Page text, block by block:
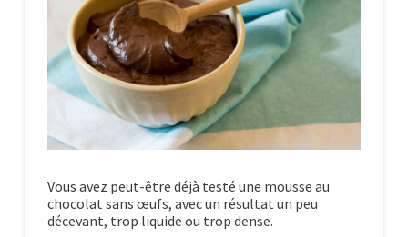
Vous avez peut-être déjà testé une mousse au
chocolat sans œufs, avec un résultat un peu
décevant, trop liquide ou trop dense.